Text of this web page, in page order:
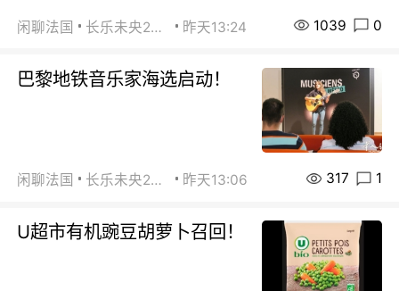
闲聊法国 长乐未央2015 昨天13:24 1039 0
巴黎地铁音乐家海选启动！
闲聊法国 长乐未央2015 昨天13:06 317 1
U超市有机豌豆胡萝卜召回！